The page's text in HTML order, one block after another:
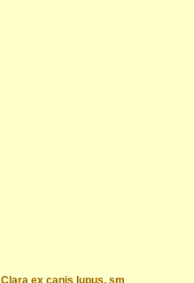
Clara ex canis lupus, sm